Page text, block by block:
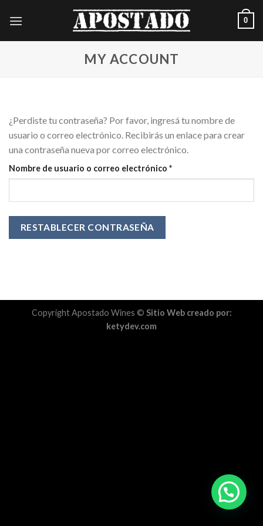
0
MY ACCOUNT
¿Perdiste tu contraseña? Por favor, ingresá tu nombre de
usuario o correo electrónico. Recibirás un enlace para crear
una contraseña nueva por correo electrónico.
Nombre de usuario o correo electrónico *Requerido
RESTABLECER CONTRASEÑA
Copyright Apostado Wines © Sitio Web creado por:
ketydev.com